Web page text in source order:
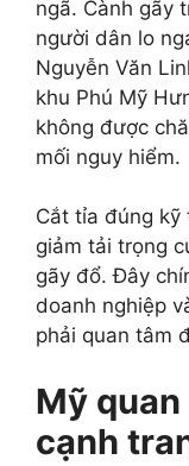
ngã. Cành gãy
người dân lo
Nguyễn Văn
khu Phú Mỹ
không được
mối nguy hiểm.
Cắt tỉa đúng kỹ
giảm tải trọng
gãy đổ. Đây
doanh nghiệp
phải quan tâm
Mỹ
cạnh